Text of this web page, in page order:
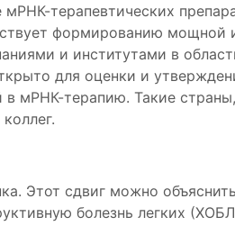
терапевтических
формированию мощной
и институтами в
для оценки и
мРНК-терапию. Такие
Этот сдвиг можно
болезнь легких